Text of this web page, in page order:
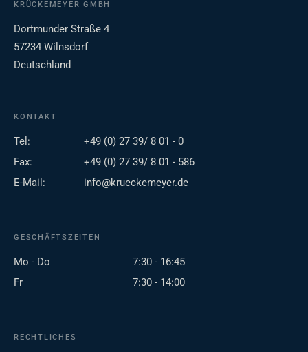
KRÜCKEMEYER GMBH
Dortmunder Straße 4
57234 Wilnsdorf
Deutschland
KONTAKT
Tel:
+49 (0) 27 39/ 8 01 - 0
Fax:
+49 (0) 27 39/ 8 01 - 586
E-Mail:
info@krueckemeyer.de
GESCHÄFTSZEITEN
Mo - Do
7:30 - 16:45
Fr
7:30 - 14:00
RECHTLICHES